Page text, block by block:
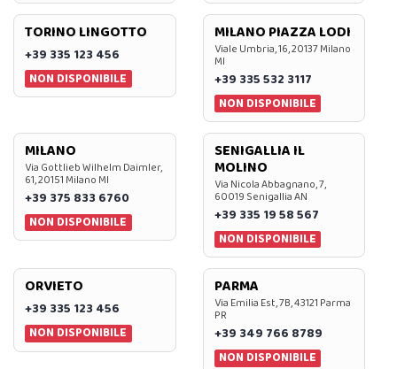
TORINO LINGOTTO
+39 335 123 456
NON DISPONIBILE
MILANO PIAZZA LODI
Viale Umbria, 16, 20137 Milano
MI
+39 335 532 3117
NON DISPONIBILE
MILANO
Via Gottlieb Wilhelm Daimler,
61, 20151 Milano MI
+39 375 833 6760
NON DISPONIBILE
SENIGALLIA IL
MOLINO
Via Nicola Abbagnano, 7,
60019 Senigallia AN
+39 335 19 58 567
NON DISPONIBILE
ORVIETO
+39 335 123 456
NON DISPONIBILE
PARMA
Via Emilia Est, 7B, 43121 Parma
PR
+39 349 766 8789
NON DISPONIBILE